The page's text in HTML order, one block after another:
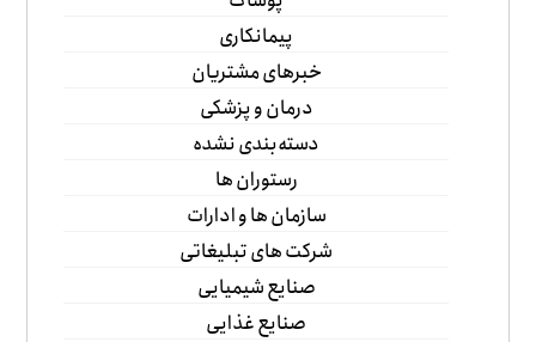
پیمانکاری
خبرهای مشتریان
درمان و پزشکی
دسته‌بندی نشده
رستوران ها
سازمان ها و ادارات
شرکت های تبلیغاتی
صنایع شیمیایی
صنایع غذایی